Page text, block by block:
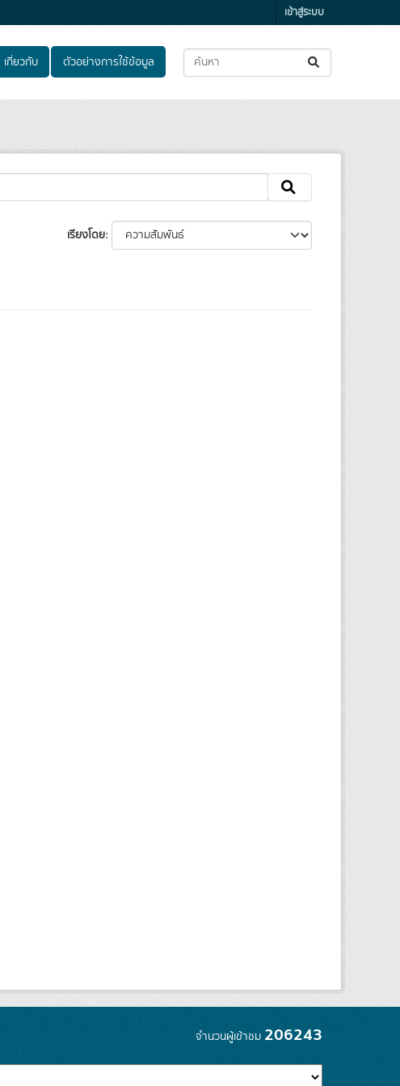
เข้าสู่ระบบ
เกี่ยวกับ ตัวอย่างการใช้ข้อมูล
เรียงโดย
จำนวนผู้เข้าชม 206243